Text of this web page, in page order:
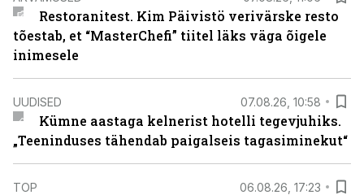
Restoranitest. Kim Päivistö verivärske resto
tõestab, et “MasterChefi” tiitel läks väga õigele
inimesele
UUDISED 07.08.26, 10:58
Kümne aastaga kelnerist hotelli tegevjuhiks.
„Teeninduses tähendab paigalseis tagasiminekut“
TOP 06.08.26, 17:23